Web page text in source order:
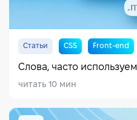
Статьи CSS Front-end
Слова, часто
читать 10 мин